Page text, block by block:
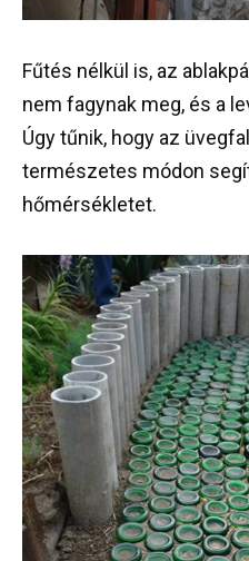
Fűtés nélkül is, az
nem fagynak meg, és a
Úgy tűnik, hogy az
természetes módon
hőmérsékletet.